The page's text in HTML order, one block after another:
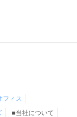
フィス
■当社について